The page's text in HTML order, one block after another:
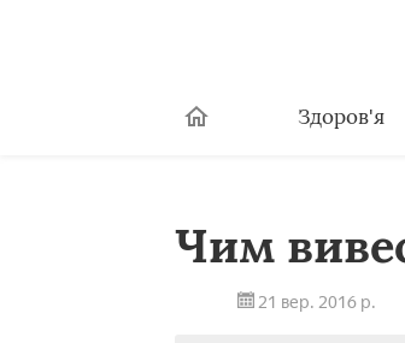
Здоров'я
Чим
21 вер. 2016 р.